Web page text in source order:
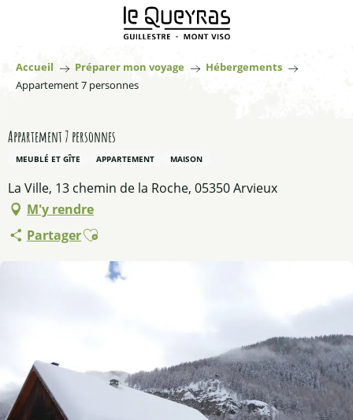
principal
Accueil Préparer mon voyage
Hébergements
Appartement 7 personnes
Appartement 7 personnes
MEUBLÉ ET GÎTE APPARTEMENT MAISON
La Ville, 13 chemin de la Roche, 05350 Arvieux
M'y rendre
PartagerAjouter aux favoris